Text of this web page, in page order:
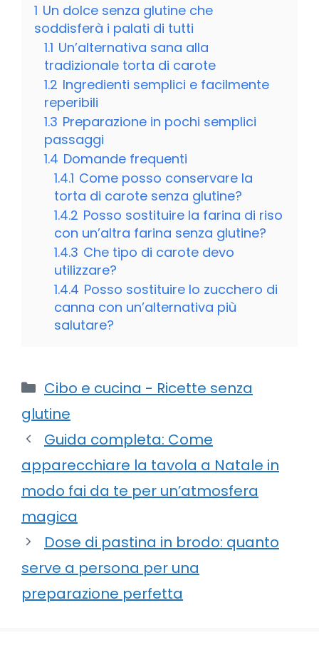
1 Un dolce senza glutine che
soddisferà i palati di tutti
1.1 Un’alternativa sana alla
tradizionale torta di carote
1.2 Ingredienti semplici e facilmente
reperibili
1.3 Preparazione in pochi semplici
passaggi
1.4 Domande frequenti
1.4.1 Come posso conservare la
torta di carote senza glutine?
1.4.2 Posso sostituire la farina di riso
con un’altra farina senza glutine?
1.4.3 Che tipo di carote devo
utilizzare?
1.4.4 Posso sostituire lo zucchero di
canna con un’alternativa più
salutare?
Categorie
Cibo e cucina - Ricette senza
glutine
Guida completa: Come
apparecchiare la tavola a Natale in
modo fai da te per un’atmosfera
magica
Dose di pastina in brodo: quanto
serve a persona per una
preparazione perfetta